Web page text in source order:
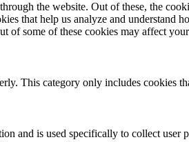
the website. Out of these, the
that help us analyze and
of some of these cookies may affect
This category only includes cookies
and is used specifically to collect user